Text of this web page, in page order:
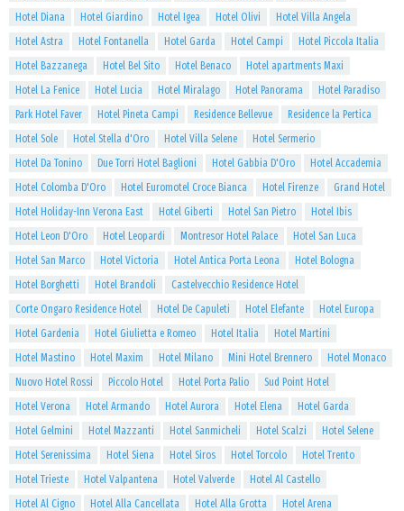
Hotel Diana
Hotel Giardino Hotel Igea Hotel Olivi
Hotel Villa Angela
Hotel Astra
Hotel Fontanella Hotel Garda Hotel Campi
Hotel Piccola Italia
Hotel Bazzanega
Hotel Bel Sito Hotel Benaco
Hotel apartments Maxi
Hotel La Fenice
Hotel Lucia Hotel Miralago Hotel Panorama
Hotel Paradiso
Park Hotel Faver
Hotel Pineta Campi Residence Bellevue
Residence la Pertica
Hotel Sole
Hotel Stella d'Oro Hotel Villa Selene
Hotel Sermerio
Hotel Da Tonino
Due Torri Hotel Baglioni Hotel Gabbia D'Oro
Hotel Accademia
Hotel Colomba D'Oro
Hotel Euromotel Croce Bianca Hotel Firenze
Grand Hotel
Hotel Holiday-Inn Verona East
Hotel Giberti Hotel San Pietro
Hotel Ibis
Hotel Leon D'Oro
Hotel Leopardi Montresor Hotel Palace
Hotel San Luca
Hotel San Marco
Hotel Victoria Hotel Antica Porta Leona
Hotel Bologna
Hotel Borghetti
Hotel Brandoli
Castelvecchio Residence Hotel
Corte Ongaro Residence Hotel
Hotel De Capuleti Hotel Elefante
Hotel Europa
Hotel Gardenia
Hotel Giulietta e Romeo Hotel Italia
Hotel Martini
Hotel Mastino
Hotel Maxim Hotel Milano Mini Hotel Brennero
Hotel Monaco
Nuovo Hotel Rossi
Piccolo Hotel Hotel Porta Palio
Sud Point Hotel
Hotel Verona
Hotel Armando Hotel Aurora Hotel Elena
Hotel Garda
Hotel Gelmini
Hotel Mazzanti Hotel Sanmicheli Hotel Scalzi
Hotel Selene
Hotel Serenissima
Hotel Siena Hotel Siros Hotel Torcolo
Hotel Trento
Hotel Trieste
Hotel Valpantena Hotel Valverde
Hotel Al Castello
Hotel Al Cigno
Hotel Alla Cancellata Hotel Alla Grotta
Hotel Arena